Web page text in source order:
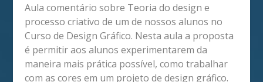
Aula comentário sobre Teoria do design e
processo criativo de um de nossos alunos no
Curso de Design Gráfico. Nesta aula a proposta
é permitir aos alunos experimentarem da
maneira mais prática possível, como trabalhar
com as cores em um projeto de design gráfico.